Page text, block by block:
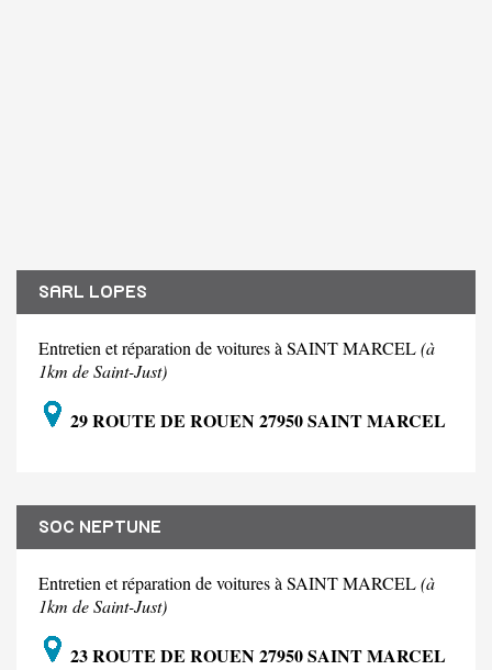
SARL LOPES
Entretien et réparation de voitures à SAINT MARCEL(à
1km de Saint-Just)
29 ROUTE DE ROUEN 27950 SAINT MARCEL
SOC NEPTUNE
Entretien et réparation de voitures à SAINT MARCEL(à
1km de Saint-Just)
23 ROUTE DE ROUEN 27950 SAINT MARCEL